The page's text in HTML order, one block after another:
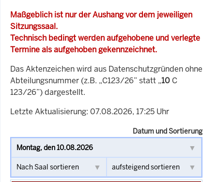
Maßgeblich ist nur der Aushang vor dem jeweiligen
Sitzungssaal.
Technisch bedingt werden aufgehobene und verlegte
Termine als aufgehoben gekennzeichnet.
Das Aktenzeichen wird aus Datenschutzgründen ohne
Abteilungsnummer (z.B. „C123/26” statt „10 C
123/26”) dargestellt.
Letzte Aktualisierung: 07.08.2026, 17:25 Uhr
Datum und Sortierung